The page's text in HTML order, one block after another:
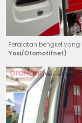
Peralatan bengkel
Yosi/Otomotifnet)